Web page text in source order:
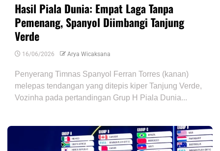
Hasil Piala Dunia: Empat Laga Tanpa
Pemenang, Spanyol Diimbangi Tanjung
Verde
16/06/2026 Arya Wicaksana
Penyerang Timnas Spanyol Ferran Torres (kanan)
melepas tendangan yang ditepis kiper Tanjung Verde,
Vozinha pada pertandingan Grup H Piala Dunia...